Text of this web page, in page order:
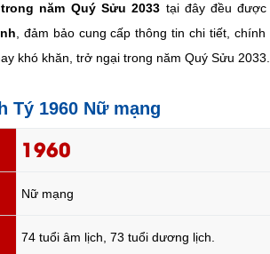
năm Quý Sửu 2033 tại đây đều
, đảm bảo cung cấp thông tin chi tiết,
khó khăn, trở ngại trong năm Quý Sửu 2033.
Tý 1960 Nữ mạng
1960
Nữ mạng
74 tuổi âm lịch, 73 tuổi dương lịch.